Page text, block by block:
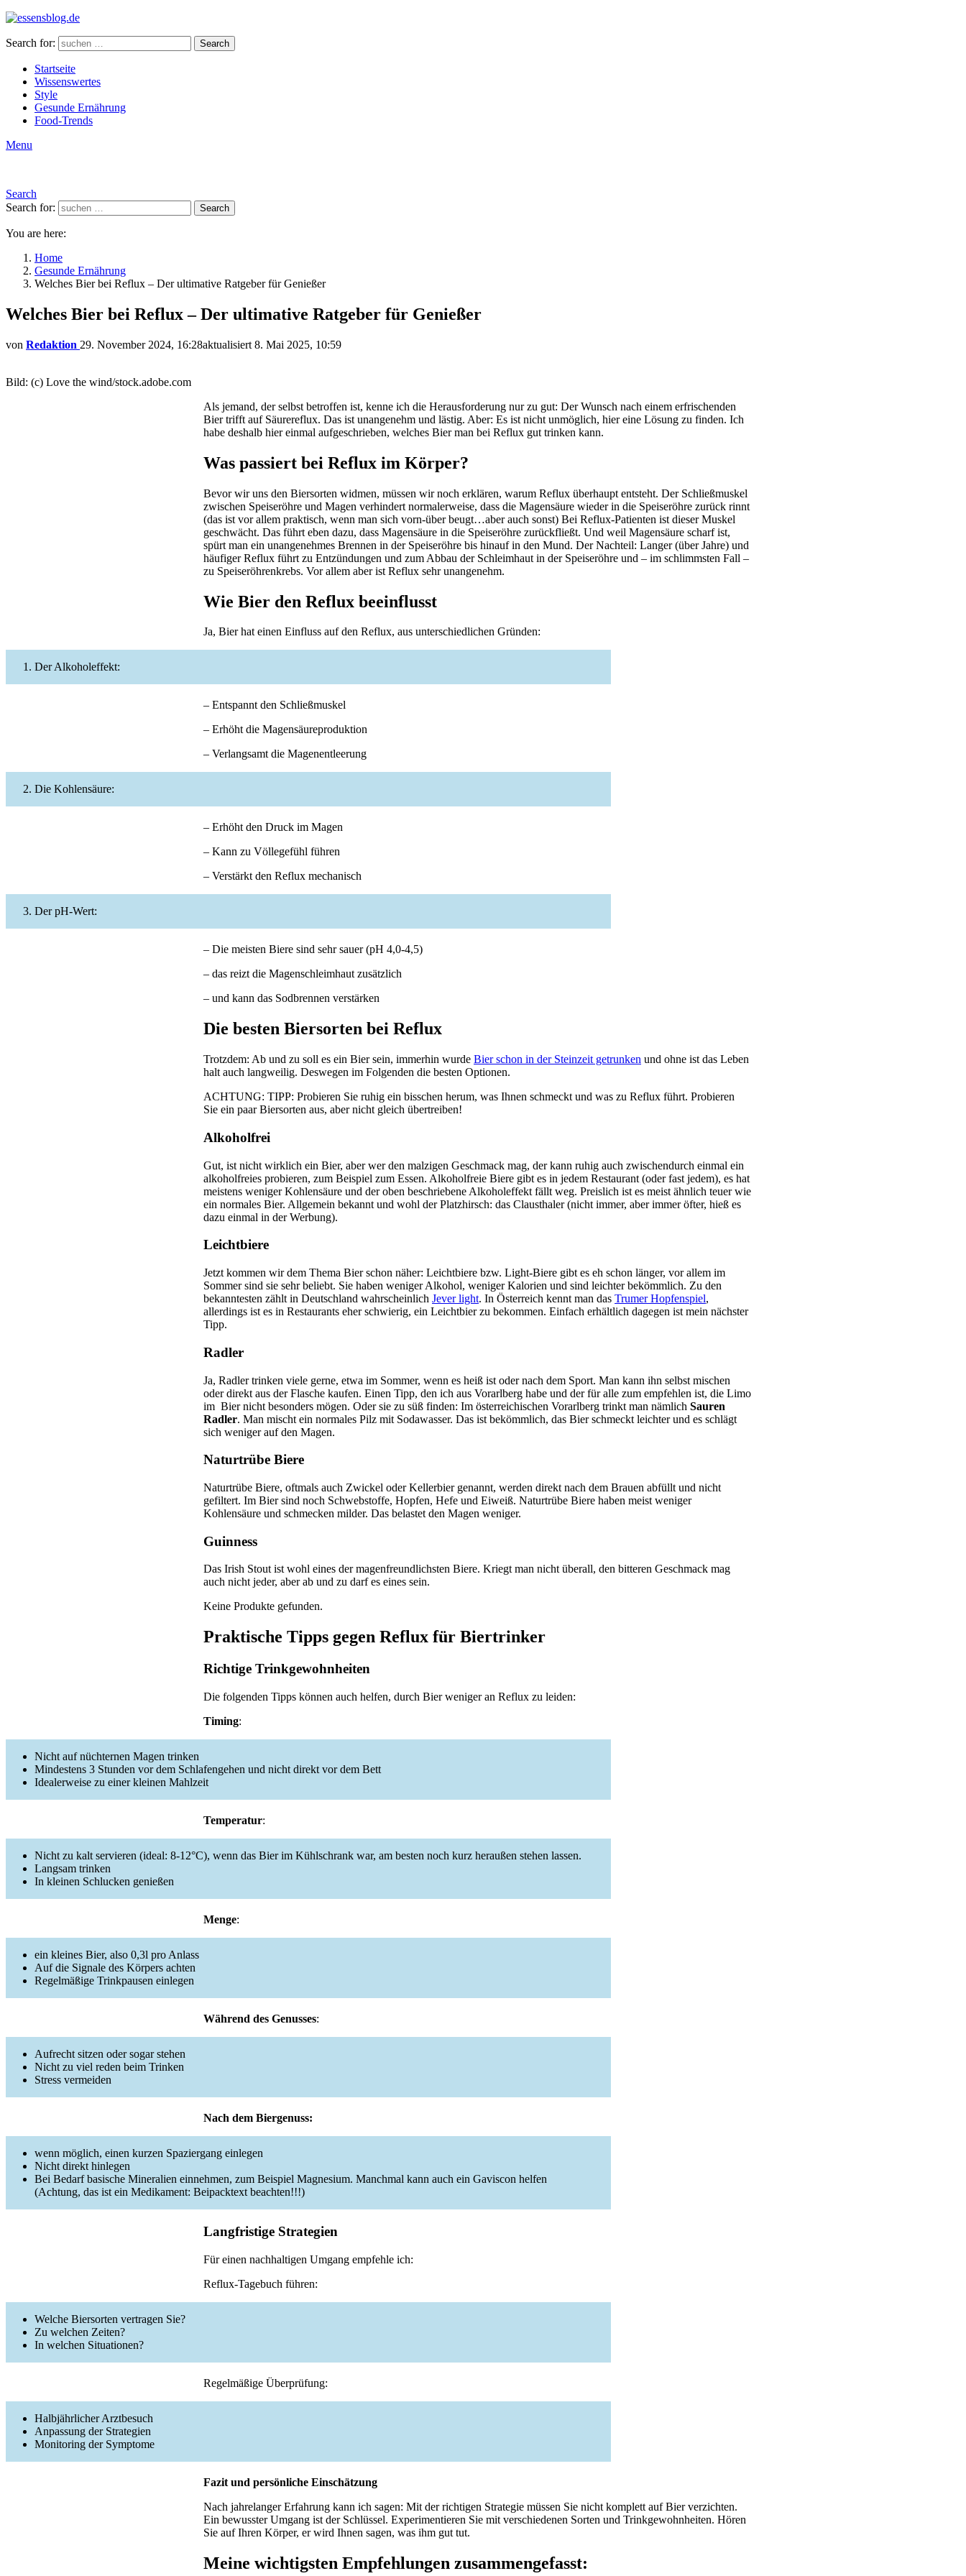
Search for: Search
Startseite
Wissenswertes
Style
Gesunde Ernährung
Food-Trends
Menu
Search
Search for:
Search
You are here:
Home
Gesunde Ernährung
Welches Bier bei Reflux – Der ultimative Ratgeber für Genießer
Welches Bier bei Reflux – Der ultimative Ratgeber für Genießer
von Redaktion 29. November 2024, 16:28aktualisiert 8. Mai 2025, 10:59
Bild: (c) Love the wind/stock.adobe.com
Als jemand, der selbst betroffen ist, kenne ich die Herausforderung nur zu gut: Der Wunsch nach einem erfrischenden
Bier trifft auf Säurereflux. Das ist unangenehm und lästig. Aber: Es ist nicht unmöglich, hier eine Lösung zu finden. Ich
habe deshalb hier einmal aufgeschrieben, welches Bier man bei Reflux gut trinken kann.
Was passiert bei Reflux im Körper?
Bevor wir uns den Biersorten widmen, müssen wir noch erklären, warum Reflux überhaupt entsteht. Der Schließmuskel
zwischen Speiseröhre und Magen verhindert normalerweise, dass die Magensäure wieder in die Speiseröhre zurück rinnt
(das ist vor allem praktisch, wenn man sich vorn-über beugt…aber auch sonst) Bei Reflux-Patienten ist dieser Muskel
geschwächt. Das führt eben dazu, dass Magensäure in die Speiseröhre zurückfließt. Und weil Magensäure scharf ist,
spürt man ein unangenehmes Brennen in der Speiseröhre bis hinauf in den Mund. Der Nachteil: Langer (über Jahre) und
häufiger Reflux führt zu Entzündungen und zum Abbau der Schleimhaut in der Speiseröhre und – im schlimmsten Fall –
zu Speiseröhrenkrebs. Vor allem aber ist Reflux sehr unangenehm.
Wie Bier den Reflux beeinflusst
Ja, Bier hat einen Einfluss auf den Reflux, aus unterschiedlichen Gründen:
Der Alkoholeffekt:
– Entspannt den Schließmuskel
– Erhöht die Magensäureproduktion
– Verlangsamt die Magenentleerung
Die Kohlensäure:
– Erhöht den Druck im Magen
– Kann zu Völlegefühl führen
– Verstärkt den Reflux mechanisch
Der pH-Wert:
– Die meisten Biere sind sehr sauer (pH 4,0-4,5)
– das reizt die Magenschleimhaut zusätzlich
– und kann das Sodbrennen verstärken
Die besten Biersorten bei Reflux
Trotzdem: Ab und zu soll es ein Bier sein, immerhin wurde Bier schon in der Steinzeit getrunken und ohne ist das Leben
halt auch langweilig. Deswegen im Folgenden die besten Optionen.
ACHTUNG: TIPP: Probieren Sie ruhig ein bisschen herum, was Ihnen schmeckt und was zu Reflux führt. Probieren
Sie ein paar Biersorten aus, aber nicht gleich übertreiben!
Alkoholfrei
Gut, ist nicht wirklich ein Bier, aber wer den malzigen Geschmack mag, der kann ruhig auch zwischendurch einmal ein
alkoholfreies probieren, zum Beispiel zum Essen. Alkoholfreie Biere gibt es in jedem Restaurant (oder fast jedem), es hat
meistens weniger Kohlensäure und der oben beschriebene Alkoholeffekt fällt weg. Preislich ist es meist ähnlich teuer wie
ein normales Bier. Allgemein bekannt und wohl der Platzhirsch: das Clausthaler (nicht immer, aber immer öfter, hieß es
dazu einmal in der Werbung).
Leichtbiere
Jetzt kommen wir dem Thema Bier schon näher: Leichtbiere bzw. Light-Biere gibt es eh schon länger, vor allem im
Sommer sind sie sehr beliebt. Sie haben weniger Alkohol, weniger Kalorien und sind leichter bekömmlich. Zu den
bekanntesten zählt in Deutschland wahrscheinlich Jever light. In Österreich kennt man das Trumer Hopfenspiel,
allerdings ist es in Restaurants eher schwierig, ein Leichtbier zu bekommen. Einfach erhältlich dagegen ist mein nächster
Tipp.
Radler
Ja, Radler trinken viele gerne, etwa im Sommer, wenn es heiß ist oder nach dem Sport. Man kann ihn selbst mischen
oder direkt aus der Flasche kaufen. Einen Tipp, den ich aus Vorarlberg habe und der für alle zum empfehlen ist, die Limo
im Bier nicht besonders mögen. Oder sie zu süß finden: Im österreichischen Vorarlberg trinkt man nämlich Sauren
Radler. Man mischt ein normales Pilz mit Sodawasser. Das ist bekömmlich, das Bier schmeckt leichter und es schlägt
sich weniger auf den Magen.
Naturtrübe Biere
Naturtrübe Biere, oftmals auch Zwickel oder Kellerbier genannt, werden direkt nach dem Brauen abfüllt und nicht
gefiltert. Im Bier sind noch Schwebstoffe, Hopfen, Hefe und Eiweiß. Naturtrübe Biere haben meist weniger
Kohlensäure und schmecken milder. Das belastet den Magen weniger.
Guinness
Das Irish Stout ist wohl eines der magenfreundlichsten Biere. Kriegt man nicht überall, den bitteren Geschmack mag
auch nicht jeder, aber ab und zu darf es eines sein.
Keine Produkte gefunden.
Praktische Tipps gegen Reflux für Biertrinker
Richtige Trinkgewohnheiten
Die folgenden Tipps können auch helfen, durch Bier weniger an Reflux zu leiden:
Timing:
Nicht auf nüchternen Magen trinken
Mindestens 3 Stunden vor dem Schlafengehen und nicht direkt vor dem Bett
Idealerweise zu einer kleinen Mahlzeit
Temperatur:
Nicht zu kalt servieren (ideal: 8-12°C), wenn das Bier im Kühlschrank war, am besten noch kurz heraußen stehen lassen.
Langsam trinken
In kleinen Schlucken genießen
Menge:
ein kleines Bier, also 0,3l pro Anlass
Auf die Signale des Körpers achten
Regelmäßige Trinkpausen einlegen
Während des Genusses:
Aufrecht sitzen oder sogar stehen
Nicht zu viel reden beim Trinken
Stress vermeiden
Nach dem Biergenuss:
wenn möglich, einen kurzen Spaziergang einlegen
Nicht direkt hinlegen
Bei Bedarf basische Mineralien einnehmen, zum Beispiel Magnesium. Manchmal kann auch ein Gaviscon helfen
(Achtung, das ist ein Medikament: Beipacktext beachten!!!)
Langfristige Strategien
Für einen nachhaltigen Umgang empfehle ich:
Reflux-Tagebuch führen:
Welche Biersorten vertragen Sie?
Zu welchen Zeiten?
In welchen Situationen?
Regelmäßige Überprüfung:
Halbjährlicher Arztbesuch
Anpassung der Strategien
Monitoring der Symptome
Fazit und persönliche Einschätzung
Nach jahrelanger Erfahrung kann ich sagen: Mit der richtigen Strategie müssen Sie nicht komplett auf Bier verzichten.
Ein bewusster Umgang ist der Schlüssel. Experimentieren Sie mit verschiedenen Sorten und Trinkgewohnheiten. Hören
Sie auf Ihren Körper, er wird Ihnen sagen, was ihm gut tut.
Meine wichtigsten Empfehlungen zusammengefasst: